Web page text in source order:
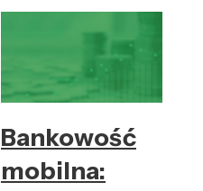
Bankowość
mobilna: